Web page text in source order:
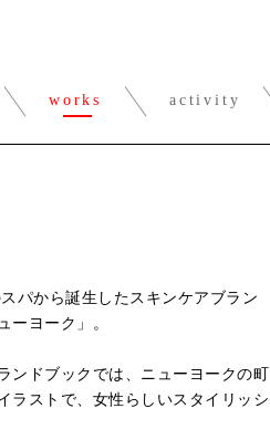
works activity
パから誕生したスキンケアブラン
ーヨーク」。
ンドブックでは、ニューヨークの町
ラストで、女性らしいスタイリッシ